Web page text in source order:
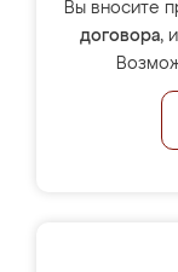
Вы вносите
договора,